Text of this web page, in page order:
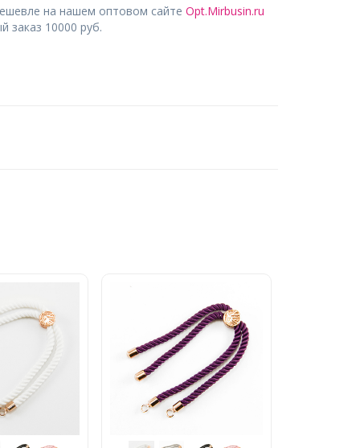
на нашем оптовом сайте Opt.Mirbusin.ru
заказ 10000 руб.